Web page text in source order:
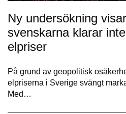
Ny undersökning
svenskarna klarar
elpriser
På grund av geopolitisk
elpriserna i Sverige svängt
Med…